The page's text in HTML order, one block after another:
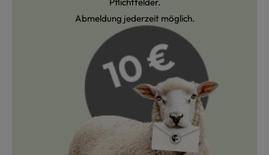
Abmeldung jederzeit möglich.